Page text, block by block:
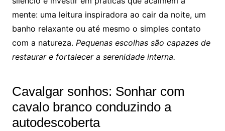
mente: uma leitura inspiradora ao cair da noite, um
banho relaxante ou até mesmo o simples contato
com a natureza. Pequenas escolhas são capazes de
restaurar e fortalecer a serenidade interna.
Cavalgar sonhos: Sonhar com
cavalo branco conduzindo a
autodescoberta